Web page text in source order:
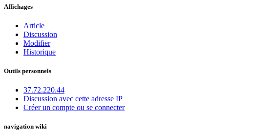
Affichages
Article
Discussion
Modifier
Historique
Outils personnels
37.72.220.44
Discussion avec cette adresse IP
Créer un compte ou se connecter
navigation wiki